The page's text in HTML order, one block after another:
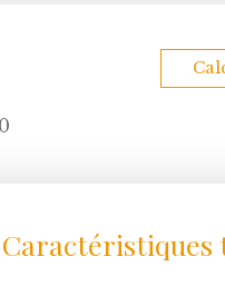
Caractéristiques